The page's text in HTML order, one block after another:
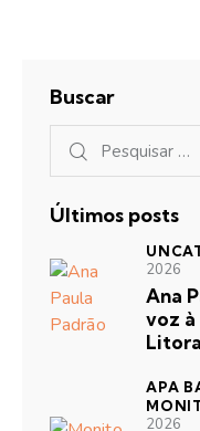
Buscar
Últimos posts
2026
Ana
voz à
APA
2026